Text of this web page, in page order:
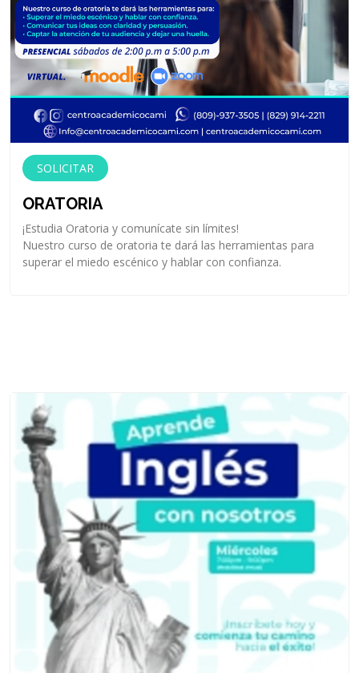
SOLICITAR
ORATORIA
¡Estudia Oratoria y comunícate sin límites!
Nuestro curso de oratoria te dará las herramientas para
superar el miedo escénico y hablar con confianza.